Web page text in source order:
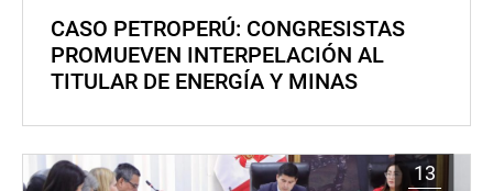
CASO PETROPERÚ: CONGRESISTAS
PROMUEVEN INTERPELACIÓN AL
TITULAR DE ENERGÍA Y MINAS
13